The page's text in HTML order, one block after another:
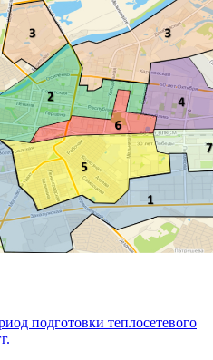
подготовки теплосетевого